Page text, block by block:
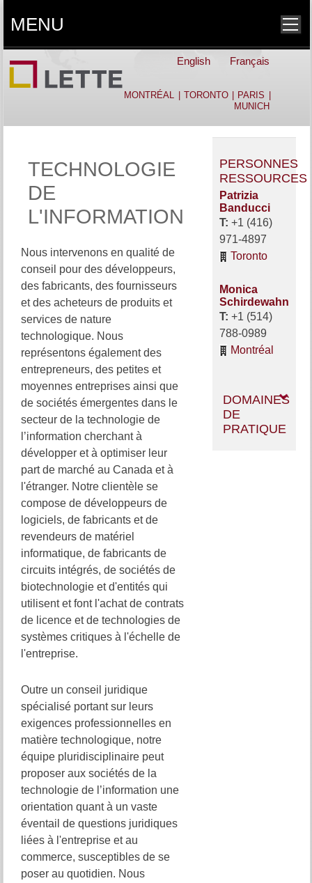
MENU
English Français
MONTRÉAL TORONTO PARIS
MUNICH
TECHNOLOGIE
DE
L'INFORMATION
Nous intervenons en qualité de
conseil pour des développeurs,
des fabricants, des fournisseurs
et des acheteurs de produits et
services de nature
technologique. Nous
représentons également des
entrepreneurs, des petites et
moyennes entreprises ainsi que
de sociétés émergentes dans le
secteur de la technologie de
l’information cherchant à
développer et à optimiser leur
part de marché au Canada et à
l'étranger. Notre clientèle se
compose de développeurs de
logiciels, de fabricants et de
revendeurs de matériel
informatique, de fabricants de
circuits intégrés, de sociétés de
biotechnologie et d'entités qui
utilisent et font l'achat de contrats
de licence et de technologies de
systèmes critiques à l'échelle de
l'entreprise.
Outre un conseil juridique
spécialisé portant sur leurs
exigences professionnelles en
matière technologique, notre
équipe pluridisciplinaire peut
proposer aux sociétés de la
technologie de l’information une
orientation quant à un vaste
éventail de questions juridiques
liées à l'entreprise et au
commerce, susceptibles de se
poser au quotidien. Nous
PERSONNES
RESSOURCES
Patrizia
Banducci
T: +1 (416)
971-4897
Toronto
Monica
Schirdewahn
T: +1 (514)
788-0989
Montréal
DOMAINES
DE
PRATIQUE